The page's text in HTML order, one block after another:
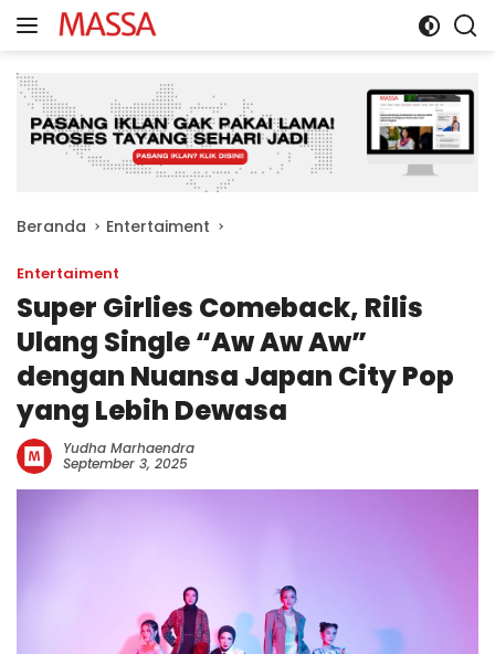
Langsung
ke
Beranda Entertaiment
Entertaiment
Super Girlies Comeback, Rilis
Ulang Single “Aw Aw Aw”
dengan Nuansa Japan City Pop
yang Lebih Dewasa
Yudha Marhaendra
September 3, 2025